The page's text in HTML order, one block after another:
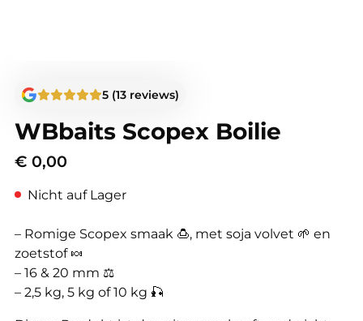
WBbaits Scopex Boilie
€ 0,00
Nicht auf Lager
– Romige Scopex smaak 🍮, met soja volvet 🌱 en
zoetstof 🍬
– 16 & 20 mm ⚖️
– 2,5 kg, 5 kg of 10 kg 🎣
5 (13 reviews)